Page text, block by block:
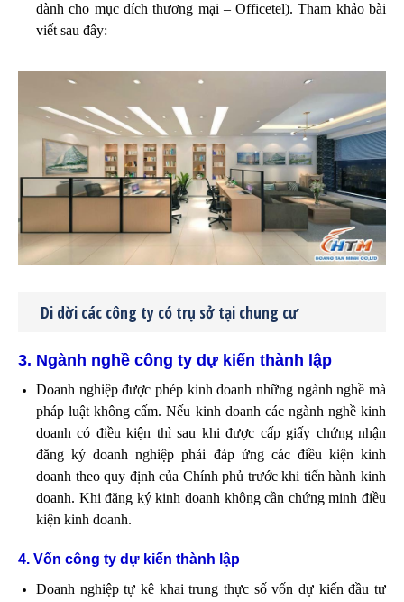
dành cho mục đích thương mại – Officetel). Tham khảo bài
viết sau đây:
Di dời các công ty có trụ sở tại chung cư
3. Ngành nghề công ty dự kiến thành lập
Doanh nghiệp được phép kinh doanh những ngành nghề mà
pháp luật không cấm. Nếu kinh doanh các ngành nghề kinh
doanh có điều kiện thì sau khi được cấp giấy chứng nhận
đăng ký doanh nghiệp phải đáp ứng các điều kiện kinh
doanh theo quy định của Chính phủ trước khi tiến hành kinh
doanh. Khi đăng ký kinh doanh không cần chứng minh điều
kiện kinh doanh.
4. Vốn công ty dự kiến thành lập
Doanh nghiệp tự kê khai trung thực số vốn dự kiến đầu tư